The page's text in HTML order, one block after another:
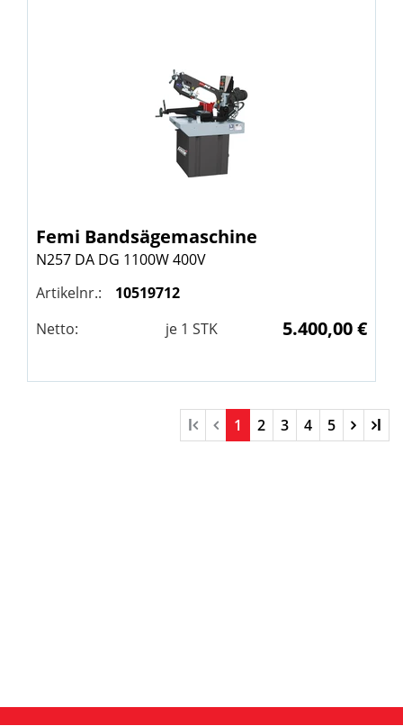
Femi Bandsägemaschine
N257 DA DG 1100W 400V
Artikelnr.:
10519712
Netto:
je 1 STK 5.400,00 €
l 1 2 3 4 5 l